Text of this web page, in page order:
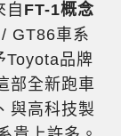
FT-1概念
GT86車系
Toyota品牌
部全新跑車
與高科技製